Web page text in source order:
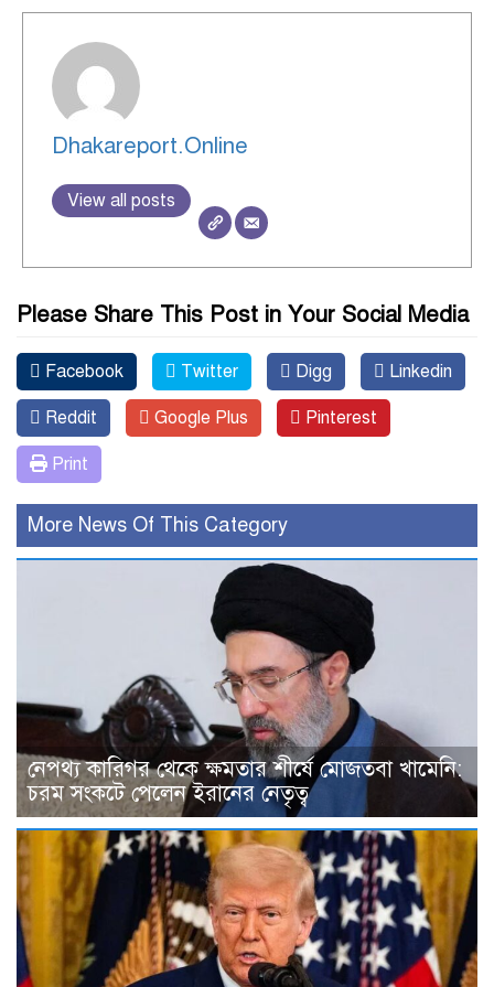
Dhakareport.Online
View all posts
Please Share This Post in Your Social Media
Facebook Twitter Digg Linkedin
Reddit Google Plus Pinterest
Print
More News Of This Category
নেপথ্য কারিগর থেকে ক্ষমতার শীর্ষে মোজতবা খামেনি:
চরম সংকটে পেলেন ইরানের নেতৃত্ব